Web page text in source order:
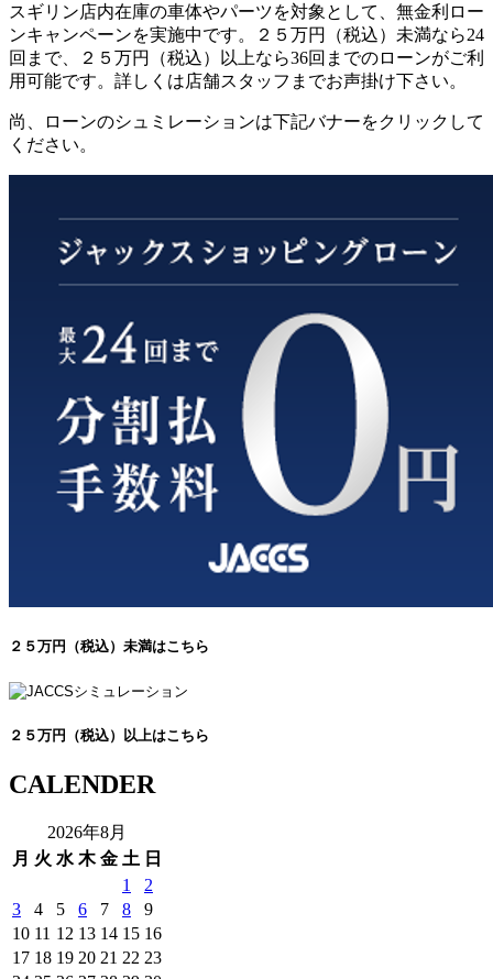
スギリン店内在庫の車体やパーツを対象として、無金利ロー
ンキャンペーンを実施中です。２５万円（税込）未満なら24
回まで、２５万円（税込）以上なら36回までのローンがご利
用可能です。詳しくは店舗スタッフまでお声掛け下さい。
尚、ローンのシュミレーションは下記バナーをクリックして
ください。
２５万円（税込）未満はこちら
２５万円（税込）以上はこちら
CALENDER
2026年8月
月 火 水 木 金 土 日
1
2
3
4 5 6 7 8
9
10 11 12 13 14 15 16
17 18 19 20 21 22 23